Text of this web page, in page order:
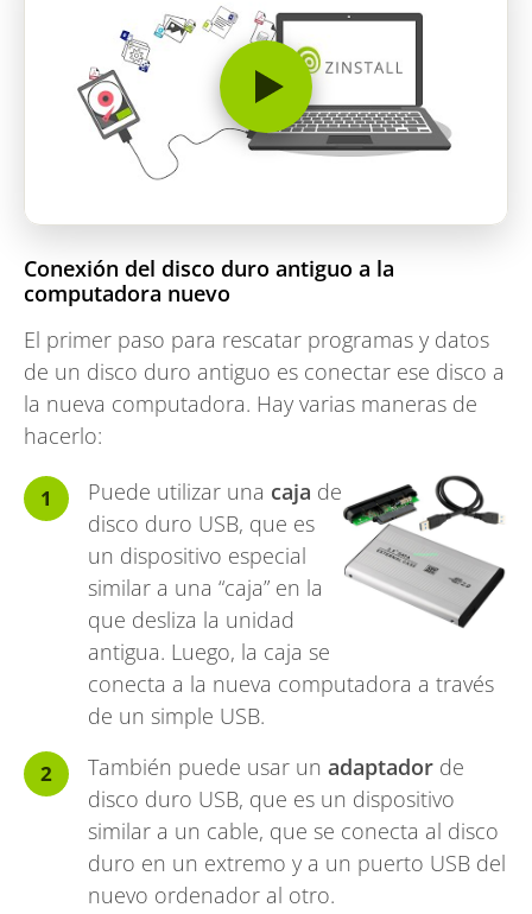
Conexión del disco duro antiguo a la
computadora nuevo
El primer paso para rescatar programas y datos
de un disco duro antiguo es conectar ese disco a
la nueva computadora. Hay varias maneras de
hacerlo:
Puede utilizar una caja de
disco duro USB, que es
un dispositivo especial
similar a una “caja” en la
que desliza la unidad
antigua. Luego, la caja se
conecta a la nueva computadora a través
de un simple USB.
También puede usar un adaptador de
disco duro USB, que es un dispositivo
similar a un cable, que se conecta al disco
duro en un extremo y a un puerto USB del
nuevo ordenador al otro.